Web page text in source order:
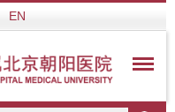
EN